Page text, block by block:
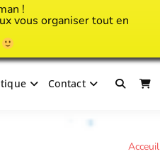
!
vous organiser tout en
Contact
Acceuil